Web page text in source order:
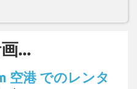
...
空港 でのレンタ